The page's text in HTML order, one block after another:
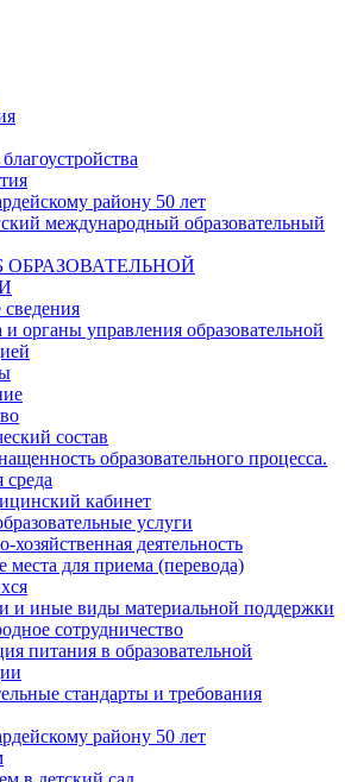
району 50 лет
международный образовательный
ОБРАЗОВАТЕЛЬНОЙ
и органы управления образовательной
состав
образовательного процесса.
среда
кабинет
услуги
хозяйственная деятельность
места для приема (перевода)
и иные виды материальной поддержки
сотрудничество
питания в образовательной
стандарты и требования
району 50 лет